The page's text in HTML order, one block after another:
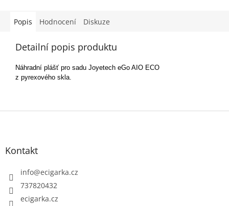
Popis Hodnocení Diskuze
Detailní popis produktu
Náhradní plášť pro sadu Joyetech eGo AIO ECO
z pyrexového skla.
Kontakt
info@ecigarka.cz
737820432
ecigarka.cz